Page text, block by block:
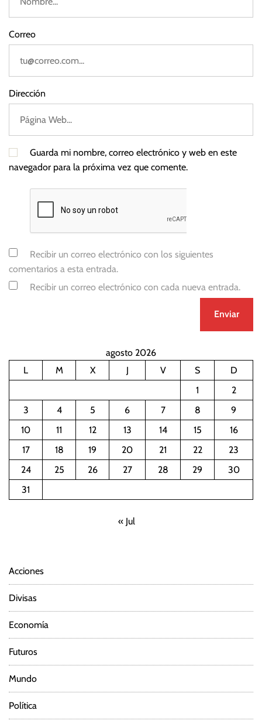
é
A
n
a
Correo
Dirección
Guarda mi nombre, correo electrónico y web en este
navegador para la próxima vez que comente.
Recibir un correo electrónico con los siguientes
comentarios a esta entrada.
Recibir un correo electrónico con cada nueva entrada.
agosto 2026
L
M X J V S
D
1
2
3
4 5 6 7 8
9
10
11 12 13 14 15
16
17
18 19 20 21 22
23
24
25 26 27 28 29
30
31
« Jul
Acciones
Divisas
Economía
Futuros
Mundo
Política